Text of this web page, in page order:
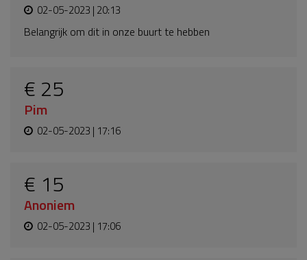
02-05-2023 | 20:13
Belangrijk om dit in onze buurt te hebben
€ 25
Pim
02-05-2023 | 17:16
€ 15
Anoniem
02-05-2023 | 17:06